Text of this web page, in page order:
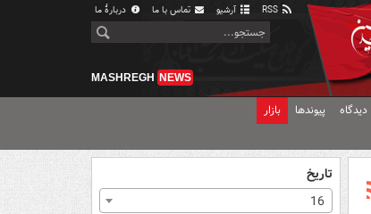
آرشیو تماس با ما دربارهٔ ما
MASHREGH NEWS
دیدگاه پیوندها بازار
تاریخ
16